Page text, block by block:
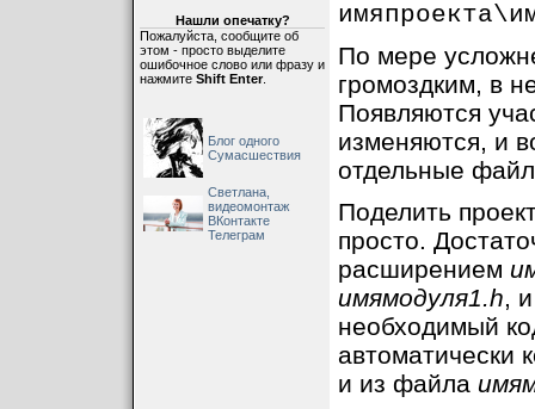
Нашли опечатку?
Пожалуйста, сообщите об
этом - просто выделите
ошибочное слово или фразу и
нажмите Shift Enter.
Блог одного
Сумасшествия
Светлана,
видеомонтаж
ВКонтакте
Телеграм
По мере
громоздким, в
Появляются
изменяются, и
отдельные
Поделить
просто.
расширением
имямодуля1.h,
необходимый
автоматически
и из файла
В нашем
содержать
#include
unsigned
char
int data;